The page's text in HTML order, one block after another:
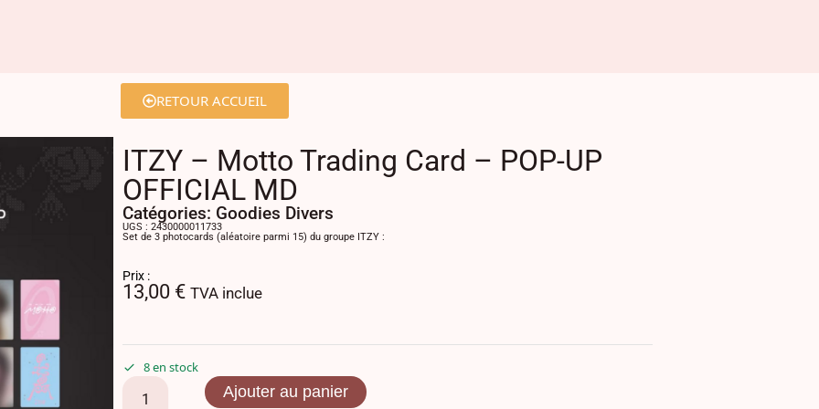
RETOUR ACCUEIL
ITZY – Motto Trading Card – POP-UP
OFFICIAL MD
Catégories: Goodies Divers
UGS : 2430000011733
Set de 3 photocards (aléatoire parmi 15) du groupe ITZY :
Prix :
13,00 € TVA inclue
8 en stock
Ajouter au panier